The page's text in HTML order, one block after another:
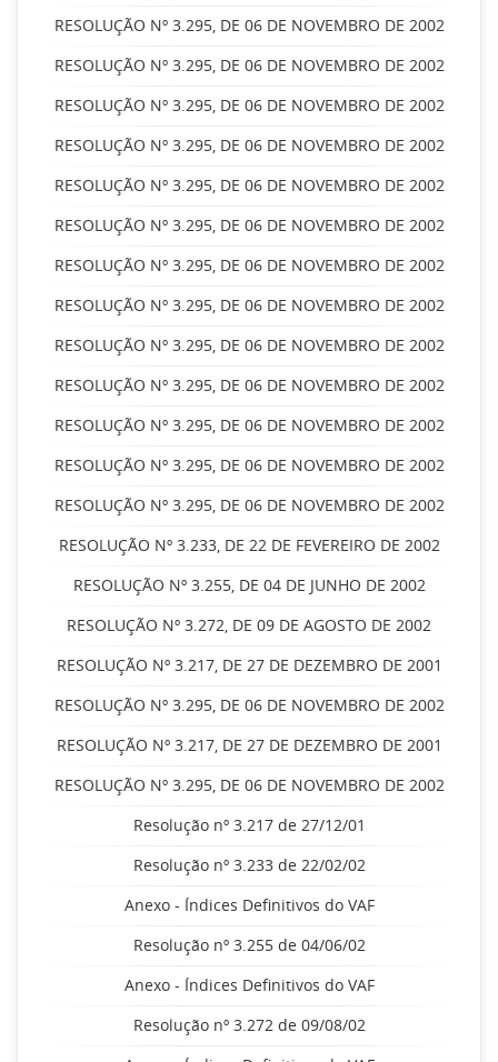
RESOLUÇÃO Nº 3.295, DE 06 DE NOVEMBRO DE 2002
RESOLUÇÃO Nº 3.295, DE 06 DE NOVEMBRO DE 2002
RESOLUÇÃO Nº 3.295, DE 06 DE NOVEMBRO DE 2002
RESOLUÇÃO Nº 3.295, DE 06 DE NOVEMBRO DE 2002
RESOLUÇÃO Nº 3.295, DE 06 DE NOVEMBRO DE 2002
RESOLUÇÃO Nº 3.295, DE 06 DE NOVEMBRO DE 2002
RESOLUÇÃO Nº 3.295, DE 06 DE NOVEMBRO DE 2002
RESOLUÇÃO Nº 3.295, DE 06 DE NOVEMBRO DE 2002
RESOLUÇÃO Nº 3.295, DE 06 DE NOVEMBRO DE 2002
RESOLUÇÃO Nº 3.295, DE 06 DE NOVEMBRO DE 2002
RESOLUÇÃO Nº 3.295, DE 06 DE NOVEMBRO DE 2002
RESOLUÇÃO Nº 3.295, DE 06 DE NOVEMBRO DE 2002
RESOLUÇÃO Nº 3.295, DE 06 DE NOVEMBRO DE 2002
RESOLUÇÃO Nº 3.233, DE 22 DE FEVEREIRO DE 2002
RESOLUÇÃO Nº 3.255, DE 04 DE JUNHO DE 2002
RESOLUÇÃO Nº 3.272, DE 09 DE AGOSTO DE 2002
RESOLUÇÃO Nº 3.217, DE 27 DE DEZEMBRO DE 2001
RESOLUÇÃO Nº 3.295, DE 06 DE NOVEMBRO DE 2002
RESOLUÇÃO Nº 3.217, DE 27 DE DEZEMBRO DE 2001
RESOLUÇÃO Nº 3.295, DE 06 DE NOVEMBRO DE 2002
Resolução nº 3.217 de 27/12/01
Resolução nº 3.233 de 22/02/02
Anexo - Índices Definitivos do VAF
Resolução nº 3.255 de 04/06/02
Anexo - Índices Definitivos do VAF
Resolução nº 3.272 de 09/08/02